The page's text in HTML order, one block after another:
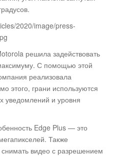
2020/image/press-
решила задействовать
С помощью этой
реализовала
этого, грани используются
уведомлений и уровня
Edge Plus — это
Также
видео с разрешением